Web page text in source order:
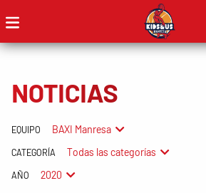
NOTICIAS
EQUIPO BAXI Manresa
CATEGORÍA Todas las categorías
AÑO 2020